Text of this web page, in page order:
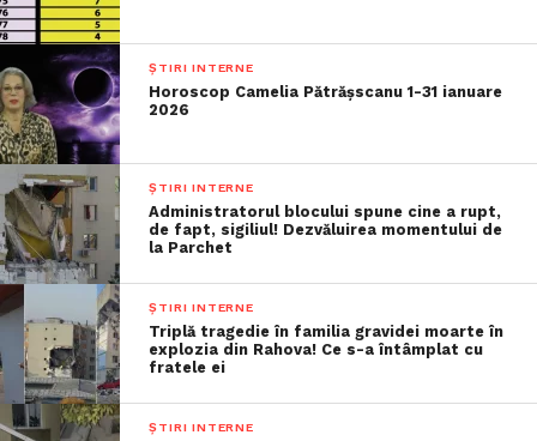
ȘTIRI INTERNE
Horoscop Camelia Pătrășscanu 1-31 ianuare
2026
ȘTIRI INTERNE
Administratorul blocului spune cine a rupt,
de fapt, sigiliul! Dezvăluirea momentului de
la Parchet
ȘTIRI INTERNE
Triplă tragedie în familia gravidei moarte în
explozia din Rahova! Ce s-a întâmplat cu
fratele ei
ȘTIRI INTERNE